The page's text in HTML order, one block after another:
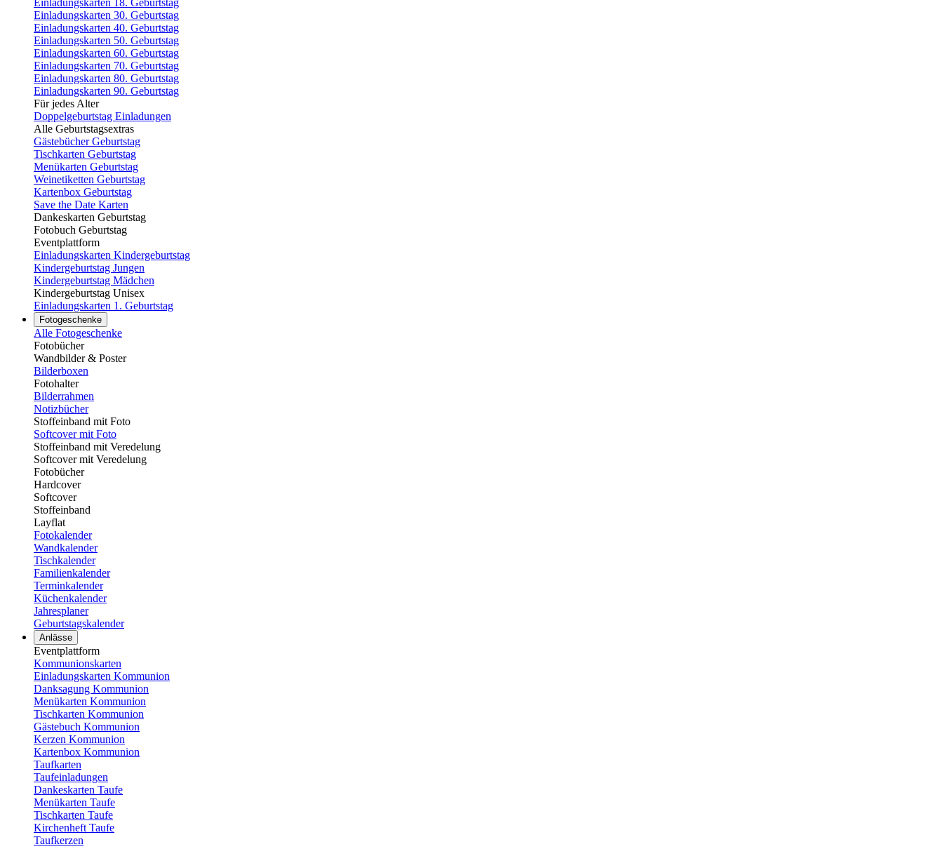
Einladungskarten 18. Geburtstag
Einladungskarten 30. Geburtstag
Einladungskarten 40. Geburtstag
Einladungskarten 50. Geburtstag
Einladungskarten 60. Geburtstag
Einladungskarten 70. Geburtstag
Einladungskarten 80. Geburtstag
Einladungskarten 90. Geburtstag
Für jedes Alter
Doppelgeburtstag Einladungen
Alle Geburtstagsextras
Gästebücher Geburtstag
Tischkarten Geburtstag
Menükarten Geburtstag
Weinetiketten Geburtstag
Kartenbox Geburtstag
Save the Date Karten
Dankeskarten Geburtstag
Fotobuch Geburtstag
Eventplattform
Einladungskarten Kindergeburtstag
Kindergeburtstag Jungen
Kindergeburtstag Mädchen
Kindergeburtstag Unisex
Einladungskarten 1. Geburtstag
Fotogeschenke
Alle Fotogeschenke
Fotobücher
Wandbilder & Poster
Bilderboxen
Fotohalter
Bilderrahmen
Notizbücher
Stoffeinband mit Foto
Softcover mit Foto
Stoffeinband mit Veredelung
Softcover mit Veredelung
Fotobücher
Hardcover
Softcover
Stoffeinband
Layflat
Fotokalender
Wandkalender
Tischkalender
Familienkalender
Terminkalender
Küchenkalender
Jahresplaner
Geburtstagskalender
Anlässe
Eventplattform
Kommunionskarten
Einladungskarten Kommunion
Danksagung Kommunion
Menükarten Kommunion
Tischkarten Kommunion
Gästebuch Kommunion
Kerzen Kommunion
Kartenbox Kommunion
Taufkarten
Taufeinladungen
Dankeskarten Taufe
Menükarten Taufe
Tischkarten Taufe
Kirchenheft Taufe
Taufkerzen